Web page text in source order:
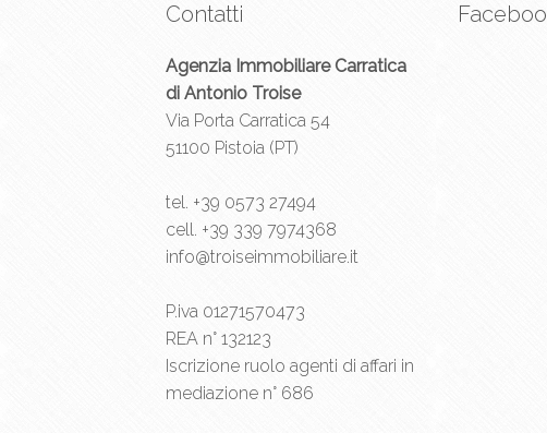
Contatti
Agenzia Immobiliare Carratica
di Antonio Troise
Via Porta Carratica 54
51100 Pistoia (PT)
tel. +39 0573 27494
cell. +39 339 7974368
info@troiseimmobiliare.it
P.iva 01271570473
REA n° 132123
Iscrizione ruolo agenti di affari in
mediazione n° 686